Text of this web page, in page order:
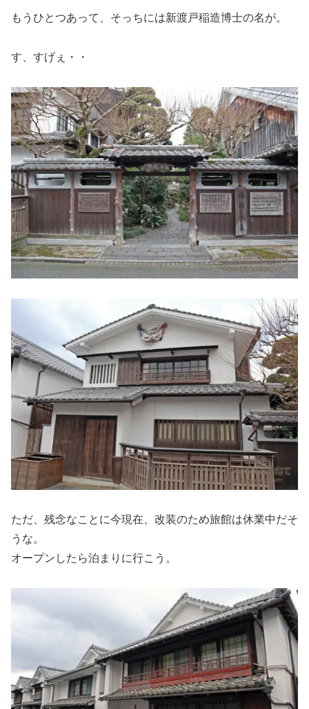
もうひとつあって、そっちには新渡戸稲造博士の名が。
す、すげぇ・・
ただ、残念なことに今現在、改装のため旅館は休業中だそ
うな。
オープンしたら泊まりに行こう。